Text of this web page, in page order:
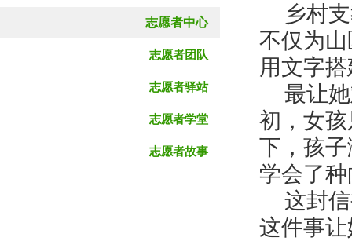
志愿者中心
志愿者团队
志愿者驿站
志愿者学堂
志愿者故事
乡村
不仅为
用文字
最让
初，女
下，孩
学会了
这封
这件事